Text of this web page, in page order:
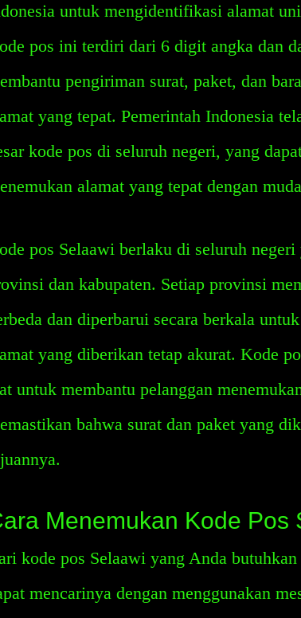
untuk mengidentifikasi alamat
pos ini terdiri dari 6 digit angka dan
pengiriman surat, paket, dan
yang tepat. Pemerintah Indonesia
kode pos di seluruh negeri, yang
alamat yang tepat dengan
pos Selaawi berlaku di seluruh
dan kabupaten. Setiap provinsi
dan diperbarui secara berkala
yang diberikan tetap akurat. Kode
untuk membantu pelanggan
bahwa surat dan paket yang
Menemukan Kode Pos
kode pos Selaawi yang Anda
mencarinya dengan menggunakan